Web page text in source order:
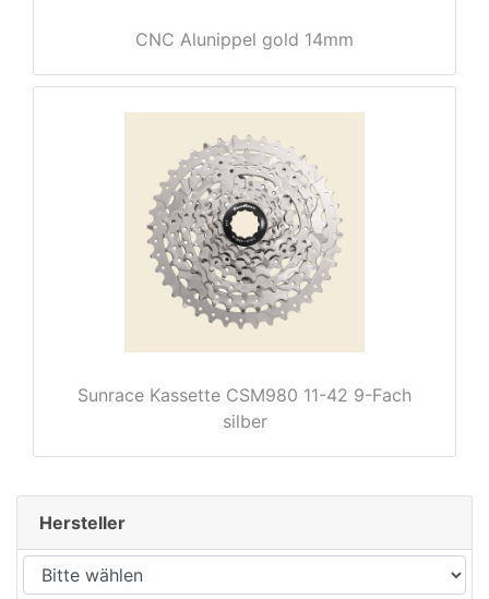
CNC Alunippel gold 14mm
Sunrace Kassette CSM980 11-42 9-Fach
silber
Hersteller